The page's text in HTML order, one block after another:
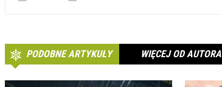
PODOBNE ARTYKUŁY WIĘCEJ OD AUTORA